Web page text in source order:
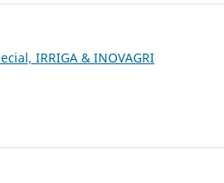
IRRIGA & INOVAGRI